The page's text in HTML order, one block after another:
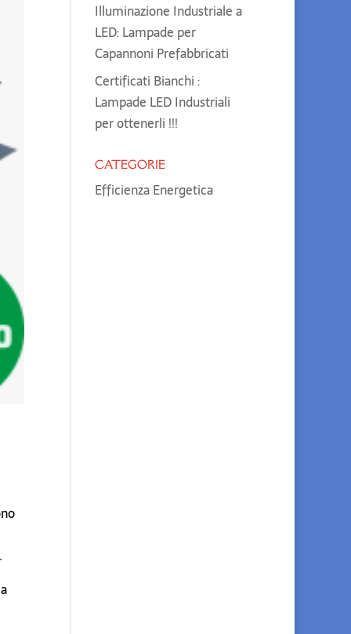
Illuminazione Industriale a
LED: Lampade per
Capannoni Prefabbricati
Certificati Bianchi :
Lampade LED Industriali
per ottenerli !!!
CATEGORIE
Efficienza Energetica